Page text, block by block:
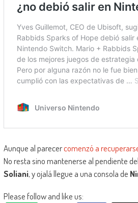
Aunque al parecercomenzó a
No resta sino mantenerse al pendiente
Soliani, y ojalá llegue a una consola de
Please follow and like us: